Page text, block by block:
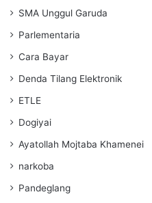
SMA Unggul Garuda
Parlementaria
Cara Bayar
Denda Tilang Elektronik
ETLE
Dogiyai
Ayatollah Mojtaba Khamenei
narkoba
Pandeglang